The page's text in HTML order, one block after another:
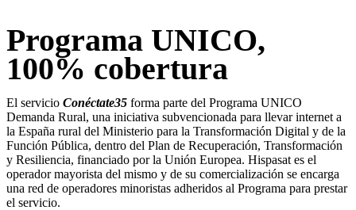
Programa UNICO,
100% cobertura
El servicio Conéctate35 forma parte del Programa UNICO
Demanda Rural, una iniciativa subvencionada para llevar internet a
la España rural del Ministerio para la Transformación Digital y de la
Función Pública, dentro del Plan de Recuperación, Transformación
y Resiliencia, financiado por la Unión Europea. Hispasat es el
operador mayorista del mismo y de su comercialización se encarga
una red de operadores minoristas adheridos al Programa para prestar
el servicio.